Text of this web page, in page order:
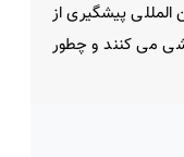
پیشگیری از
می کنند و چطور